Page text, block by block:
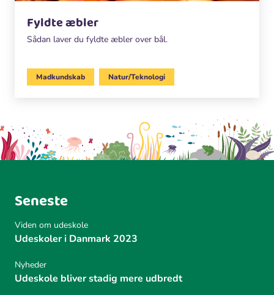
Fyldte æbler
Sådan laver du fyldte æbler over bål.
Madkundskab Natur/Teknologi
Seneste
Viden om udeskole
Udeskoler i Danmark 2023
Nyheder
Udeskole bliver stadig mere udbredt